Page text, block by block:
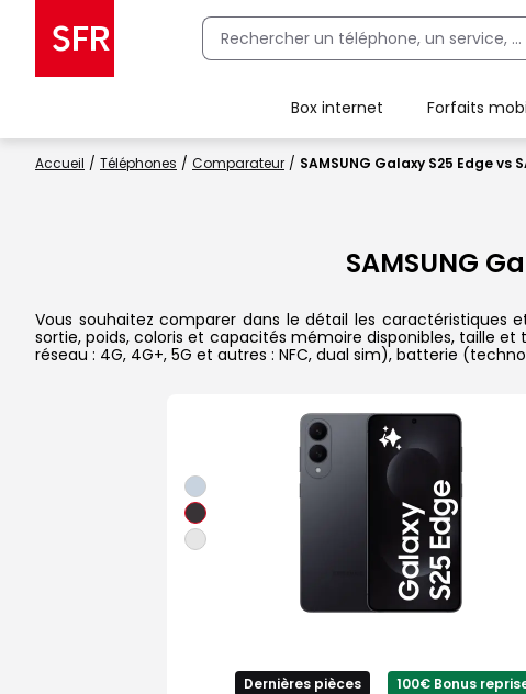
Box internet Forfaits
Accueil Téléphones Comparateur SAMSUNG Galaxy S25 Edge vs
SAMSUNG
Vous souhaitez comparer dans le détail les caractéristiques
sortie, poids, coloris et capacités mémoire disponibles, taille
réseau : 4G, 4G+, 5G et autres : NFC, dual sim), batterie
Dernières pièces 100€ Bonus